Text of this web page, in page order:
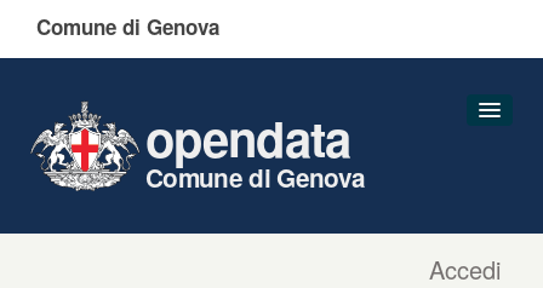
Comune di Genova
Accedi
opendata
Comune di Genova